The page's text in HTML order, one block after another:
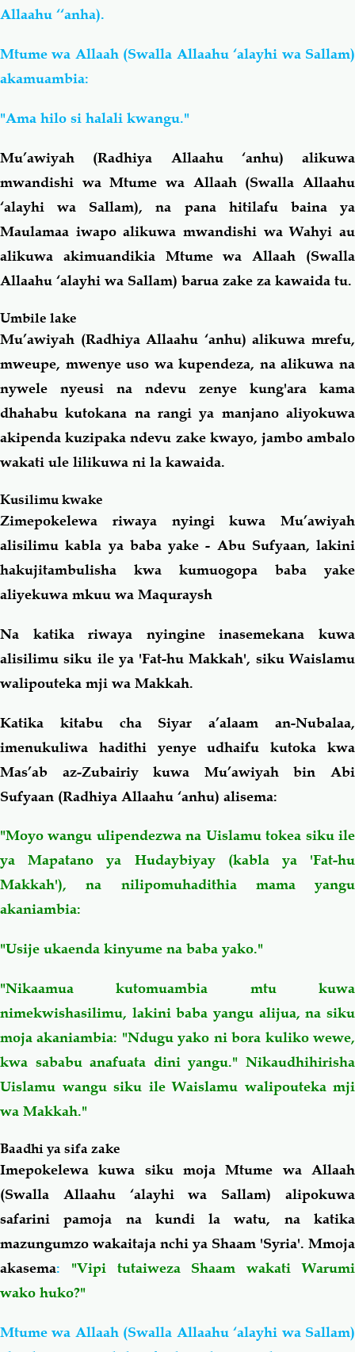
Allaahu ‘‘anha).
Mtume wa Allaah (Swalla Allaahu ‘alayhi wa Sallam)
akamuambia:
"Ama hilo si halali kwangu."
Mu’awiyah (Radhiya Allaahu ‘anhu) alikuwa
mwandishi wa Mtume wa Allaah (Swalla Allaahu
‘alayhi wa Sallam), na pana hitilafu baina ya
Maulamaa iwapo alikuwa mwandishi wa Wahyi au
alikuwa akimuandikia Mtume wa Allaah (Swalla
Allaahu ‘alayhi wa Sallam) barua zake za kawaida tu.
Umbile lake
Mu’awiyah (Radhiya Allaahu ‘anhu) alikuwa mrefu,
mweupe, mwenye uso wa kupendeza, na alikuwa na
nywele nyeusi na ndevu zenye kung'ara kama
dhahabu kutokana na rangi ya manjano aliyokuwa
akipenda kuzipaka ndevu zake kwayo, jambo ambalo
wakati ule lilikuwa ni la kawaida.
Kusilimu kwake
Zimepokelewa riwaya nyingi kuwa Mu’awiyah
alisilimu kabla ya baba yake - Abu Sufyaan, lakini
hakujitambulisha kwa kumuogopa baba yake
aliyekuwa mkuu wa Maquraysh
Na katika riwaya nyingine inasemekana kuwa
alisilimu siku ile ya 'Fat-hu Makkah', siku Waislamu
walipouteka mji wa Makkah.
Katika kitabu cha Siyar a’alaam an-Nubalaa,
imenukuliwa hadithi yenye udhaifu kutoka kwa
Mas’ab az-Zubairiy kuwa Mu’awiyah bin Abi
Sufyaan (Radhiya Allaahu ‘anhu) alisema:
"Moyo wangu ulipendezwa na Uislamu tokea siku ile
ya Mapatano ya Hudaybiyay (kabla ya 'Fat-hu
Makkah'), na nilipomuhadithia mama yangu
akaniambia:
"Usije ukaenda kinyume na baba yako."
"Nikaamua kutomuambia mtu kuwa
nimekwishasilimu, lakini baba yangu alijua, na siku
moja akaniambia: "Ndugu yako ni bora kuliko wewe,
kwa sababu anafuata dini yangu." Nikaudhihirisha
Uislamu wangu siku ile Waislamu walipouteka mji
wa Makkah."
Baadhi ya sifa zake
Imepokelewa kuwa siku moja Mtume wa Allaah
(Swalla Allaahu ‘alayhi wa Sallam) alipokuwa
safarini pamoja na kundi la watu, na katika
mazungumzo wakaitaja nchi ya Shaam 'Syria'. Mmoja
akasema: "Vipi tutaiweza Shaam wakati Warumi
wako huko?"
Mtume wa Allaah (Swalla Allaahu ‘alayhi wa Sallam)